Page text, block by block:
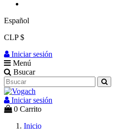
Español
CLP $
Iniciar sesión
Menú
Bsucar
Iniciar sesión
0 Carrito
Inicio